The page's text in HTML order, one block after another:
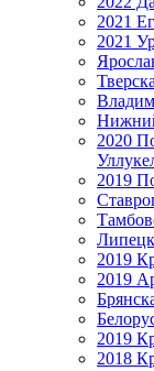
2021
2021
2020
2019
2019
2019
2019
2018